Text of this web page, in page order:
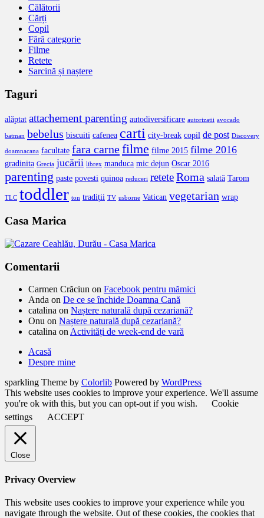
Călătorii
Cărți
Copil
Fără categorie
Filme
Retete
Sarcină și naștere
Taguri
alăptat attachement parenting autodiversificare autorizatii avocado
batman bebelus biscuiti cafenea carti city-break copil de post Discovery
doamnacana facultate fara carnefilme filme 2015 filme 2016
gradinita Grecia jucării librex manduca mic dejun Oscar 2016
parenting paste povesti quinoa reduceri reteteRoma salată Tarom
TLC toddler ton tradiții TV usborne Vatican vegetarian wrap
Casa Marica
Comentarii
Carmen Crăciun on Facebook pentru mămici
Anda on De ce se închide Doamna Cană
catalina on Naștere naturală după cezariană?
Onu on Naștere naturală după cezariană?
catalina onActivități de week-end de vară
Acasă
Despre mine
sparkling Theme by Colorlib Powered by WordPress
This website uses cookies to improve your experience. We'll assume
you're ok with this, but you can opt-out if you wish.
Cookie
settings
ACCEPT
Close
Privacy Overview
This website uses cookies to improve your experience while you
navigate through the website. Out of these cookies, the cookies that